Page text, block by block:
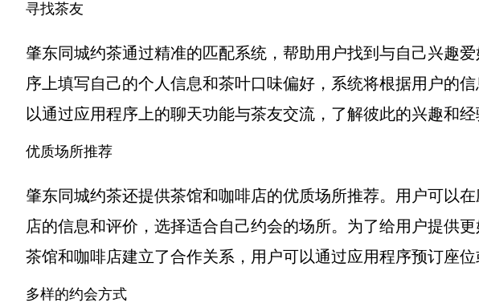
寻找茶友
肇东同城约茶通过精准的匹配系统，帮助用户找到与自己兴趣
序上填写自己的个人信息和茶叶口味偏好，系统将根据用户的
以通过应用程序上的聊天功能与茶友交流，了解彼此的兴趣和经
优质场所推荐
肇东同城约茶还提供茶馆和咖啡店的优质场所推荐。用户可以
店的信息和评价，选择适合自己约会的场所。为了给用户提供
茶馆和咖啡店建立了合作关系，用户可以通过应用程序预订座位
多样的约会方式